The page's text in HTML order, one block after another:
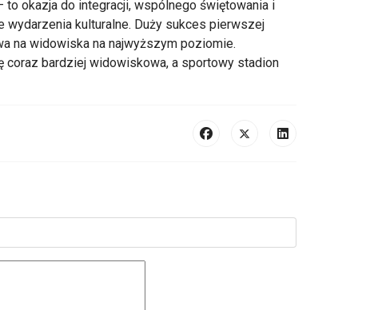
okazja do integracji, wspólnego świętowania i
wydarzenia kulturalne. Duży sukces pierwszej
na widowiska na najwyższym poziomie.
coraz bardziej widowiskowa, a sportowy stadion